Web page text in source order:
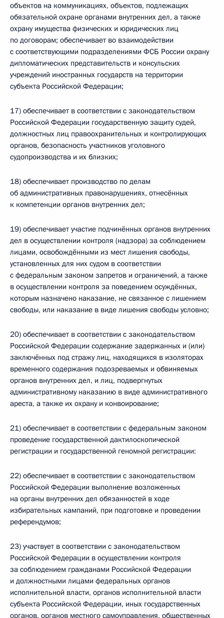
объектов на коммуникациях, объектов, подлежащих
обязательной охране органами внутренних дел, а также
охрану имущества физических и юридических лиц
по договорам; обеспечивает во взаимодействии
с соответствующими подразделениями ФСБ России охрану
дипломатических представительств и консульских
учреждений иностранных государств на территории
субъекта Российской Федерации;
17) обеспечивает в соответствии с законодательством
Российской Федерации государственную защиту судей,
должностных лиц правоохранительных и контролирующих
органов, безопасность участников уголовного
судопроизводства и их близких;
18) обеспечивает производство по делам
об административных правонарушениях, отнесённых
к компетенции органов внутренних дел;
19) обеспечивает участие подчинённых органов внутренних
дел в осуществлении контроля (надзора) за соблюдением
лицами, освобождёнными из мест лишения свободы,
установленных для них судом в соответствии
с федеральным законом запретов и ограничений, а также
в осуществлении контроля за поведением осуждённых,
которым назначено наказание, не связанное с лишением
свободы, или наказание в виде лишения свободы условно;
20) обеспечивает в соответствии с законодательством
Российской Федерации содержание задержанных и (или)
заключённых под стражу лиц, находящихся в изоляторах
временного содержания подозреваемых и обвиняемых
органов внутренних дел, и лиц, подвергнутых
административному наказанию в виде административного
ареста, а также их охрану и конвоирование;
21) обеспечивает в соответствии с федеральным законом
проведение государственной дактилоскопической
регистрации и государственной геномной регистрации:
22) обеспечивает в соответствии с законодательством
Российской Федерации выполнение возложенных
на органы внутренних дел обязанностей в ходе
избирательных кампаний, при подготовке и проведении
референдумов;
23) участвует в соответствии с законодательством
Российской Федерации в осуществлении контроля
за соблюдением гражданами Российской Федерации
и должностными лицами федеральных органов
исполнительной власти, органов исполнительной власти
субъекта Российской Федерации, иных государственных
органов, органов местного самоуправления, общественных